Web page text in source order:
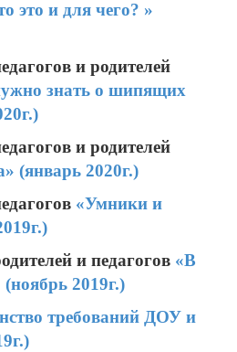
это и для чего? »
и родителей
знать о шипящих
и родителей
(январь 2020г.)
«Умники и
и педагогов «В
2019г.)
требований ДОУ и